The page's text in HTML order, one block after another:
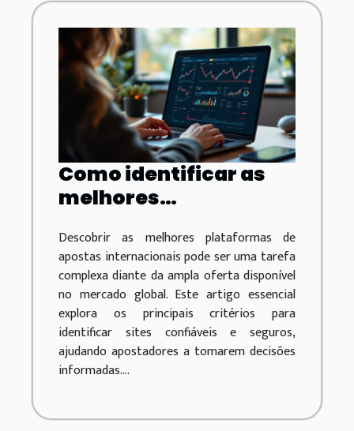
Como identificar as
melhores
apostas
internacionais?
Descobrir as melhores plataformas de
apostas internacionais pode ser uma tarefa
complexa diante da ampla oferta disponível
no mercado global. Este artigo essencial
explora os principais critérios para
identificar sites confiáveis e seguros,
ajudando apostadores a tomarem decisões
informadas....